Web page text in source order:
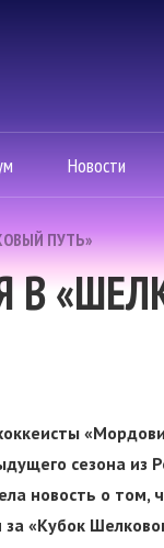
Новости
ПУТЬ»
В
сезона из
новость о
«Кубок